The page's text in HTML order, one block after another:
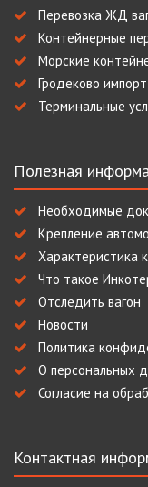
Перевозка ЖД
Контейнерные
Морские
Гродеково
Терминальные
Полезная
Необходимые
Крепление
Характеристика
Что такое
Отследить вагон
Новости
Политика
О персональных
Согласие на
Контактная